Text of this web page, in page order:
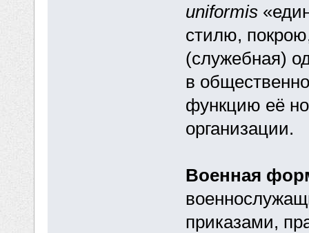
uniformis
стилю,
(служебная)
в
функцию её
организации.
Военная
приказами,